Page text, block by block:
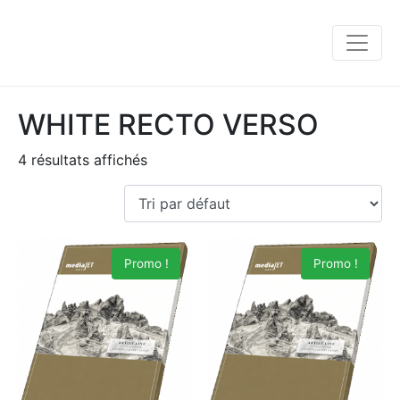
WHITE RECTO VERSO
4 résultats affichés
Promo ! Promo !